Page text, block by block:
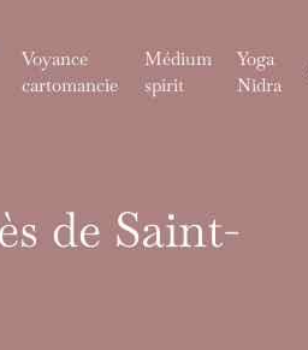
Voyance
cartomancie
Médium
spirit
Yoga
Nidra
de Saint-